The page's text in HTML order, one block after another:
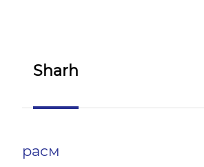
Sharh
расм